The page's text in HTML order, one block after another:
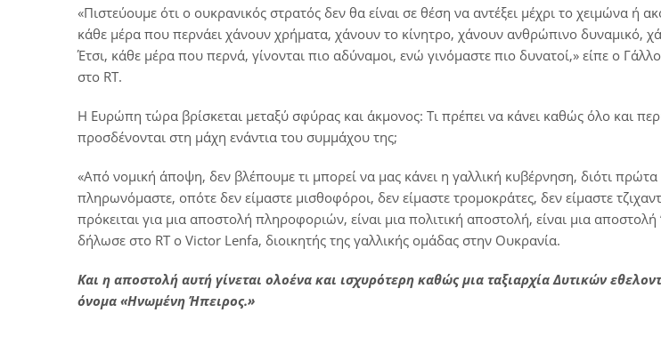
«Πιστεύουμε ότι ο ουκρανικός στρατός δεν θα είναι σε θέση να αντέξει μέχρι το χειμώνα ή
κάθε μέρα που περνάει χάνουν χρήματα, χάνουν το κίνητρο, χάνουν ανθρώπινο δυναμικό,
Έτσι, κάθε μέρα που περνά, γίνονται πιο αδύναμοι, ενώ γινόμαστε πιο δυνατοί,» είπε ο
στο RT.
Η Ευρώπη τώρα βρίσκεται μεταξύ σφύρας και άκμονος: Τι πρέπει να κάνει καθώς όλο και
προσδένονται στη μάχη ενάντια του συμμάχου της;
«Από νομική άποψη, δεν βλέπουμε τι μπορεί να μας κάνει η γαλλική κυβέρνηση, διότι πρώτα
πληρωνόμαστε, οπότε δεν είμαστε μισθοφόροι, δεν είμαστε τρομοκράτες, δεν είμαστε
πρόκειται για μια αποστολή πληροφοριών, είναι μια πολιτική αποστολή, είναι μια αποστολή
δήλωσε στο RT ο Victor Lenfa, διοικητής της γαλλικής ομάδας στην Ουκρανία.
Και η αποστολή αυτή γίνεται ολοένα και ισχυρότερη καθώς μια ταξιαρχία Δυτικών
όνομα «Ηνωμένη Ήπειρος.»